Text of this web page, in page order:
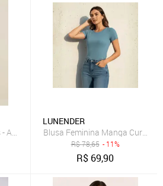
Azul
LUNENDER
Blusa Feminina Manga Curta
R$78,65 - 11%
R$ 69,90